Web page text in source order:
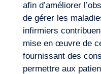
afin d’améliorer
de gérer les
infirmiers
mise en œuvre de
fournissant des
permettre aux